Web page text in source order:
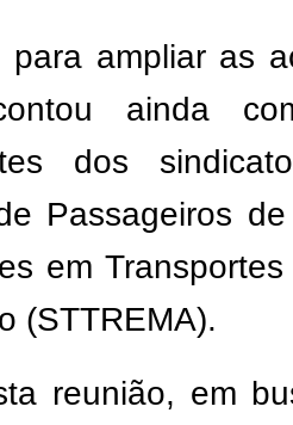
para ampliar as
ainda
dos
Passageiros
em
(STTREMA).
reunião, em